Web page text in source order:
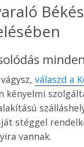
válaszd a
kényelmi
stéggel
vannak.